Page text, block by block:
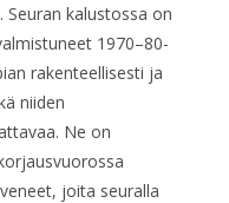
kalustossa on
1970–80-
rakenteellisesti ja
niiden
Ne on
joita seuralla